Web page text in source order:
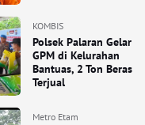
KOMBIS
Polsek Palaran Gelar
GPM di Kelurahan
Bantuas, 2 Ton Beras
Terjual
Metro Etam